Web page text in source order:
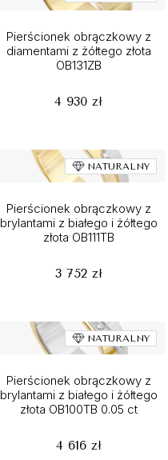
Pierścionek obrączkowy z
diamentami z żółtego złota
OB131ZB
4 930 zł
NATURALNY
Pierścionek obrączkowy z
brylantami z białego i żółtego
złota OB111TB
3 752 zł
NATURALNY
Pierścionek obrączkowy z
brylantami z białego i żółtego
złota OB100TB 0.05 ct
4 616 zł